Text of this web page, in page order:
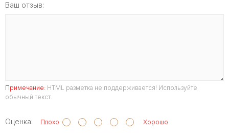
Ваш отзыв:
Примечание: HTML разметка не поддерживается! Используйте
обычный текст.
Оценка: Плохо Хорошо